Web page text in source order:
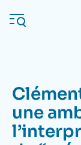
au
contenu
Navigation
principale
L'Ifri
une